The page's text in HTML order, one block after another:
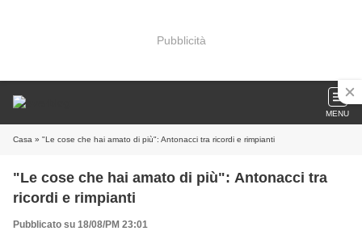
Pubblicità
MENU
Casa » "Le cose che hai amato di più": Antonacci tra ricordi e rimpianti
"Le cose che hai amato di più": Antonacci tra
ricordi e rimpianti
Pubblicato su 18/08/PM 23:01